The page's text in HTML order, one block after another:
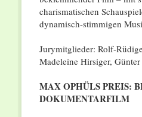
charismatischen
dynamisch-stimmigen
Jurymitglieder: Rolf-
Madeleine Hirsiger, Günter
MAX OPHÜLS PREIS:
DOKUMENTARFILM